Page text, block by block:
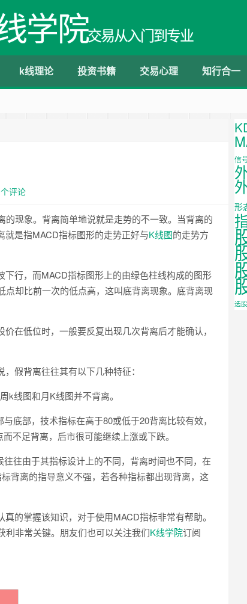
学院交易从入门到专业
k线理论 投资书籍 交易心理 知行合一
评论
现象。背离简单地说就是走势的不一致。当背离的
就是指MACD指标图形的走势正好与K线图的走势方
行，而MACD指标图形上的由绿色柱线构成的图形
却比前一次的低点高，这叫底背离现象。底背离现
低位时，一般要反复出现几次背离后才能确认，
假背离往往其有以下几种特征：
k线图和月K线图并不背离。
部，技术指标在高于80或低于20背离比较有效，
不足背离，后市很可能继续上涨或下跌。
往由于其指标设计上的不同，背离时间也不同，在
背离的指导意义不强，若各种指标都出现背离，这
掌握该知识，对于使用MACD指标非常有帮助。
利非常关键。朋友们也可以关注我们K线学院订阅
信
形
选股